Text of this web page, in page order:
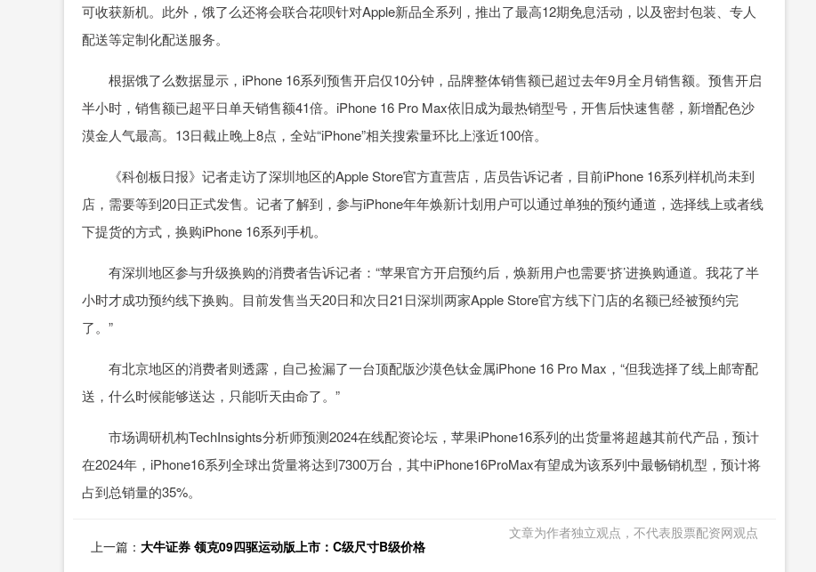
可收获新机。此外，饿了么还将会联合花呗针对Apple新品全系列，推出了最高12期免息活动，以及密封包装、专人
配送等定制化配送服务。
根据饿了么数据显示，iPhone 16系列预售开启仅10分钟，品牌整体销售额已超过去年9月全月销售额。预售开启
半小时，销售额已超平日单天销售额41倍。iPhone 16 Pro Max依旧成为最热销型号，开售后快速售罄，新增配色沙
漠金人气最高。13日截止晚上8点，全站“iPhone”相关搜索量环比上涨近100倍。
《科创板日报》记者走访了深圳地区的Apple Store官方直营店，店员告诉记者，目前iPhone 16系列样机尚未到
店，需要等到20日正式发售。记者了解到，参与iPhone年年焕新计划用户可以通过单独的预约通道，选择线上或者线
下提货的方式，换购iPhone 16系列手机。
有深圳地区参与升级换购的消费者告诉记者：“苹果官方开启预约后，焕新用户也需要‘挤’进换购通道。我花了半
小时才成功预约线下换购。目前发售当天20日和次日21日深圳两家Apple Store官方线下门店的名额已经被预约完
了。”
有北京地区的消费者则透露，自己捡漏了一台顶配版沙漠色钛金属iPhone 16 Pro Max，“但我选择了线上邮寄配
送，什么时候能够送达，只能听天由命了。”
市场调研机构TechInsights分析师预测2024在线配资论坛，苹果iPhone16系列的出货量将超越其前代产品，预计
在2024年，iPhone16系列全球出货量将达到7300万台，其中iPhone16ProMax有望成为该系列中最畅销机型，预计将
占到总销量的35%。
文章为作者独立观点，不代表股票配资网观点
上一篇： 大牛证券 领克09四驱运动版上市：C级尺寸B级价格